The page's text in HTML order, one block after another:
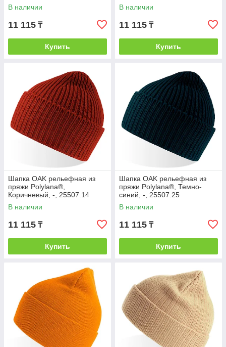
В наличии
11 115 ₸
Купить
В наличии
11 115 ₸
Купить
Шапка OAK рельефная из
пряжи Polylana®,
Коричневый, -, 25507.14
В наличии
11 115 ₸
Купить
Шапка OAK рельефная из
пряжи Polylana®, Темно-
синий, -, 25507.25
В наличии
11 115 ₸
Купить